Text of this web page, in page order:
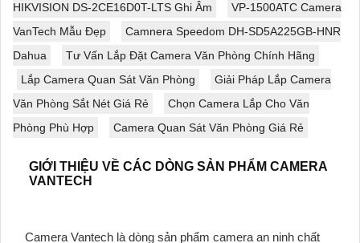
HIKVISION DS-2CE16D0T-LTS Ghi Âm
VP-1500ATC Camera
VanTech Mẫu Đẹp
Camnera Speedom DH-SD5A225GB-HNR
Dahua
Tư Vấn Lắp Đặt Camera Văn Phòng Chính Hãng
Lắp Camera Quan Sát Văn Phòng
Giải Pháp Lắp Camera
Văn Phòng Sắt Nét Giá Rẻ
Chọn Camera Lắp Cho Văn
Phòng Phù Hợp
Camera Quan Sát Văn Phòng Giá Rẻ
GIỚI THIỆU VỀ CÁC DÒNG SẢN PHẨM CAMERA
VANTECH
Camera Vantech là dòng sản phẩm camera an ninh chất